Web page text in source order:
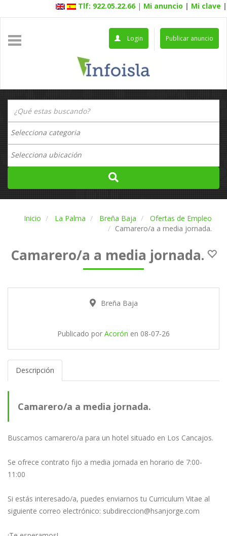
Tlf: 922.05.22.66 | Mi anuncio | Mi clave |
Publicar anuncio
Login
Inicio La Palma Breña Baja
Ofertas de Empleo
Camarero/a a media jornada.
Camarero/a a media jornada.
Breña Baja
Publicado por Acorón en 08-07-26
Descripción
Camarero/a a media jornada.
Buscamos camarero/a para un hotel situado en Los Cancajos.
Se ofrece contrato fijo a media jornada en horario de 7:00-
11:00
Si estás interesado/a, puedes enviarnos tu Curriculum Vitae al
siguiente correo electrónico: subdireccion@hsanjorge.com